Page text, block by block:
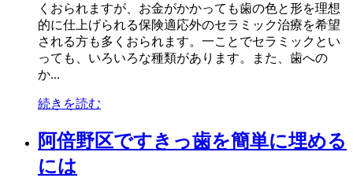
くおられますが、お金がかかっても歯の色と形を理想
的に仕上げられる保険適応外のセラミック治療を希望
される方も多くおられます。一ことでセラミックとい
っても、いろいろな種類があります。また、歯への
か...
続きを読む
阿倍野区ですきっ歯を簡単に埋める
には